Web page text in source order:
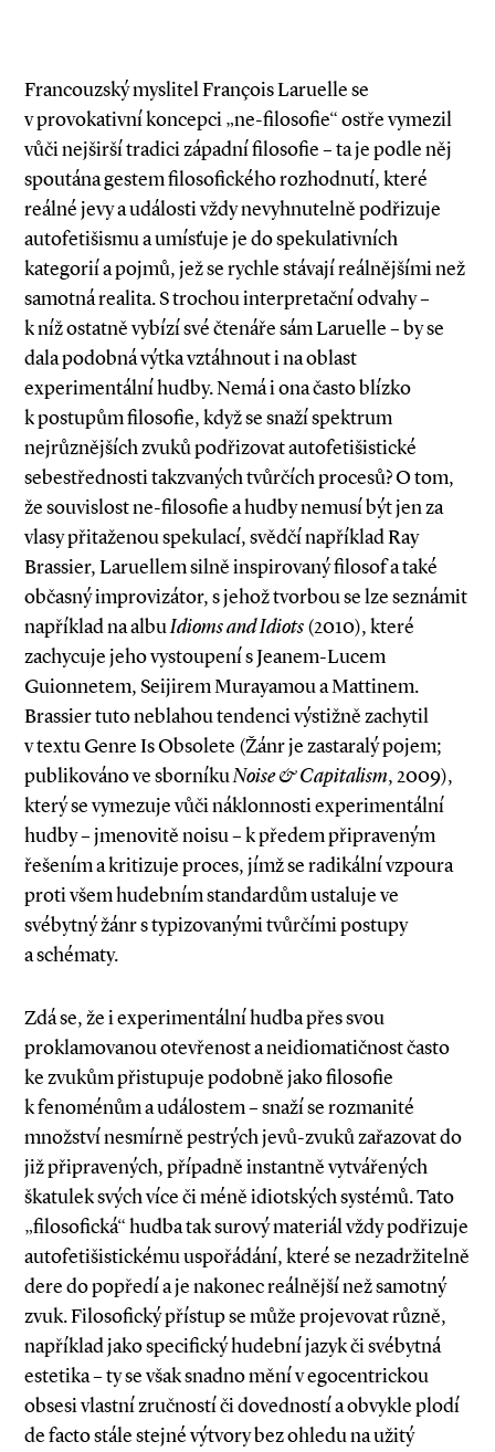
Francouzský myslitel François Laruelle se
v provokativní koncepci „ne­-filosofie“ ostře vymezil
vůči nejširší tradici západní filosofie – ta je podle něj
spoutána gestem filosofického rozhodnutí, které
reálné jevy a události vždy nevyhnutelně podřizuje
autofetišismu a umísťuje je do spekulativních
kategorií a pojmů, jež se rychle stávají reálnějšími než
samotná realita. S trochou interpretační odvahy –
k níž ostatně vybízí své čtenáře sám Laruelle – by se
dala podobná výtka vztáhnout i na oblast
experimentální hudby. Nemá i ona často blízko
k postupům filosofie, když se snaží spektrum
nejrůznějších zvuků podřizovat autofetišistické
sebestřednosti takzvaných tvůrčích procesů? O tom,
že souvislost ne­-filosofie a hudby nemusí být jen za
vlasy přitaženou spekulací, svědčí například Ray
Brassier, Laruellem silně inspirovaný filosof a také
občasný improvizátor, s jehož tvorbou se lze seznámit
například na albuIdioms and Idiots(2010), které
zachycuje jeho vystoupení s Jeanem­-Lucem
Guionnetem, Seijirem Muraya­mou a Mattinem.
Brassier tuto neblahou tendenci výstižně zachytil
v textu Genre Is Obsolete (Žánr je zastaralý pojem;
publikováno ve sborníkuNoise & Capitalism, 2009),
který se vymezuje vůči náklonnosti experimentální
hudby – jmenovitě noisu – k předem připraveným
řešením a kritizuje proces, jímž se radikální vzpoura
proti všem hudebním standardům ustaluje ve
svébytný žánr s typizovanými tvůrčími postupy
a schématy.
Zdá se, že i experimentální hudba přes svou
proklamovanou otevřenost a neidiomatičnost často
ke zvukům přistupuje podobně jako filosofie
k fenoménům a událostem – snaží se rozmanité
množství nesmírně pestrých jevů­-zvuků zařazovat do
již připravených, případně instantně vytvářených
škatulek svých více či méně idiotských systémů. Tato
„filosofická“ hudba tak surový materiál vždy podřizuje
autofetišistickému uspořádání, které se nezadržitelně
dere do popředí a je nakonec reálnější než samotný
zvuk. Filosofický přístup se může projevovat různě,
například jako specifický hudební jazyk či svébytná
estetika – ty se však snadno mění v egocentrickou
obsesi vlastní zručností či dovedností a obvykle plodí
de facto stále stejné výtvory bez ohledu na užitý